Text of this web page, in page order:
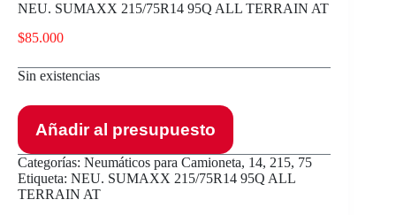
NEU. SUMAXX 215/75R14 95Q ALL TERRAIN AT
$85.000
Sin existencias
Añadir al presupuesto
Categorías: Neumáticos para Camioneta, 14, 215, 75
Etiqueta: NEU. SUMAXX 215/75R14 95Q ALL
TERRAIN AT